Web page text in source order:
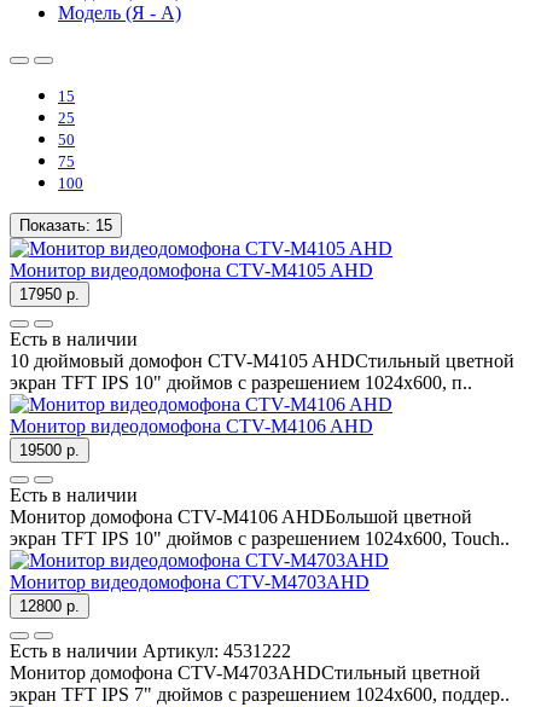
Модель (Я - А)
15
25
50
75
100
Показать: 15
Монитор видеодомофона CTV-M4105 AHD
17950 р.
Есть в наличии
10 дюймовый домофон CTV-M4105 AHDСтильный цветной
экран TFT IPS 10" дюймов с разрешением 1024х600, п..
Монитор видеодомофона CTV-M4106 AHD
19500 р.
Есть в наличии
Монитор домофона CTV-M4106 AHDБольшой цветной
экран TFT IPS 10" дюймов с разрешением 1024х600, Touch..
Монитор видеодомофона CTV-M4703AHD
12800 р.
Есть в наличии Артикул: 4531222
Монитор домофона CTV-M4703AHDСтильный цветной
экран TFT IPS 7" дюймов с разрешением 1024х600, поддер..